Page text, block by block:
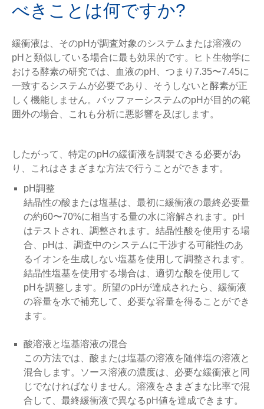
べきことは何ですか?
緩衝液は、そのpHが調査対象のシステムまたは溶液の
pHと類似している場合に最も効果的です。ヒト生物学に
おける酵素の研究では、血液のpH、つまり7.35〜7.45に
一致するシステムが必要であり、そうしないと酵素が正
しく機能しません。バッファーシステムのpHが目的の範
囲外の場合、これも分析に悪影響を及ぼします。
したがって、特定のpHの緩衝液を調製できる必要があ
り、これはさまざまな方法で行うことができます。
pH調整
結晶性の酸または塩基は、最初に緩衝液の最終必要量
の約60〜70%に相当する量の水に溶解されます。pH
はテストされ、調整されます。結晶性酸を使用する場
合、pHは、調査中のシステムに干渉する可能性のあ
るイオンを生成しない塩基を使用して調整されます。
結晶性塩基を使用する場合は、適切な酸を使用して
pHを調整します。所望のpHが達成されたら、緩衝液
の容量を水で補充して、必要な容量を得ることができ
ます。
酸溶液と塩基溶液の混合
この方法では、酸または塩基の溶液を随伴塩の溶液と
混合します。ソース溶液の濃度は、必要な緩衝液と同
じでなければなりません。溶液をさまざまな比率で混
合して、最終緩衝液で異なるpH値を達成できます。